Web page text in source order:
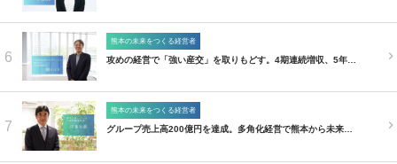
6
熊本の未来をつくる経営者
攻めの経営で「強い産交」を取りもどす。4期連続増収、5年…
7
熊本の未来をつくる経営者
グループ売上高200億円を達成。多角化経営で熊本から未来…